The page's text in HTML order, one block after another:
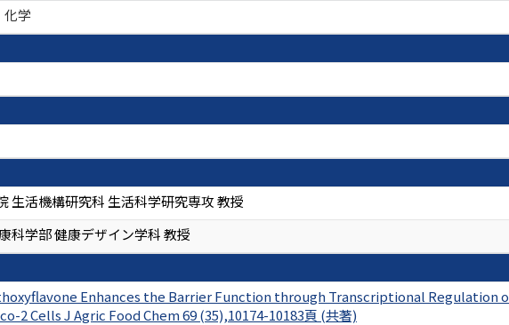
化学
生活機構研究科 生活科学研究専攻 教授
科学部 健康デザイン学科 教授
Enhances the Barrier Function through Transcriptional Regulation
2 Cells J Agric Food Chem 69 (35),10174-10183頁 (共著)